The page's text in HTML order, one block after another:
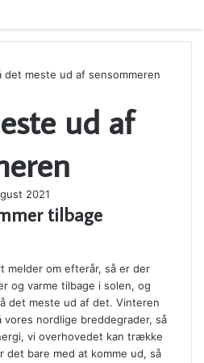
det meste ud af sensommeren
ud af
2021
tilbage
melder om efterår, så er der
og varme tilbage i solen, og
det meste ud af det. Vinteren
vores nordlige breddegrader, så
vi overhovedet kan trække
det bare med at komme ud, så